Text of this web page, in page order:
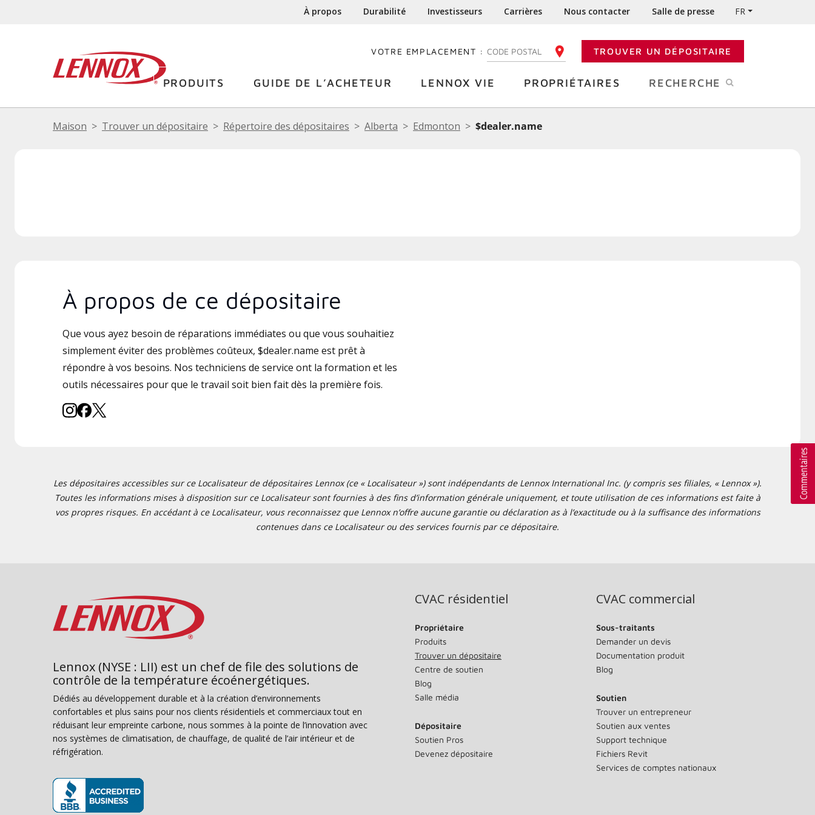
À propos Durabilité Investisseurs Carrières Nous contacter Salle de presse FR
VOTRE EMPLACEMENT : ENTREZ VOTRE CODE POSTALTROUVER UN DÉPOSITAIRE
PRODUITS GUIDE DE L’ACHETEUR LENNOX VIE PROPRIÉTAIRES RECHERCHE
Maison Trouver un dépositaire Répertoire des dépositaires Alberta Edmonton $dealer.name
À propos de ce dépositaire
Que vous ayez besoin de réparations immédiates ou que vous souhaitiez
simplement éviter des problèmes coûteux, $dealer.name est prêt à
répondre à vos besoins. Nos techniciens de service ont la formation et les
outils nécessaires pour que le travail soit bien fait dès la première fois.
Les dépositaires accessibles sur ce Localisateur de dépositaires Lennox (ce « Localisateur ») sont indépendants de Lennox International Inc. (y compris ses filiales, « Lennox »).
Toutes les informations mises à disposition sur ce Localisateur sont fournies à des fins d’information générale uniquement, et toute utilisation de ces informations est faite à
vos propres risques. En accédant à ce Localisateur, vous reconnaissez que Lennox n’offre aucune garantie ou déclaration as à l’exactitude ou à la suffisance des informations
contenues dans ce Localisateur ou des services fournis par ce dépositaire.
Lennox (NYSE : LII) est un chef de file des solutions de
contrôle de la température écoénergétiques.
Dédiés au développement durable et à la création d’environnements
confortables et plus sains pour nos clients résidentiels et commerciaux tout en
réduisant leur empreinte carbone, nous sommes à la pointe de l’innovation avec
nos systèmes de climatisation, de chauffage, de qualité de l’air intérieur et de
réfrigération.
CVAC résidentiel
Propriétaire
Produits
Trouver un dépositaire
Centre de soutien
Blog
Salle média
Dépositaire
Soutien Pros
Devenez dépositaire
CVAC commercial
Sous-traitants
Demander un devis
Documentation produit
Blog
Soutien
Trouver un entrepreneur
Soutien aux ventes
Support technique
Fichiers Revit
Services de comptes nationaux